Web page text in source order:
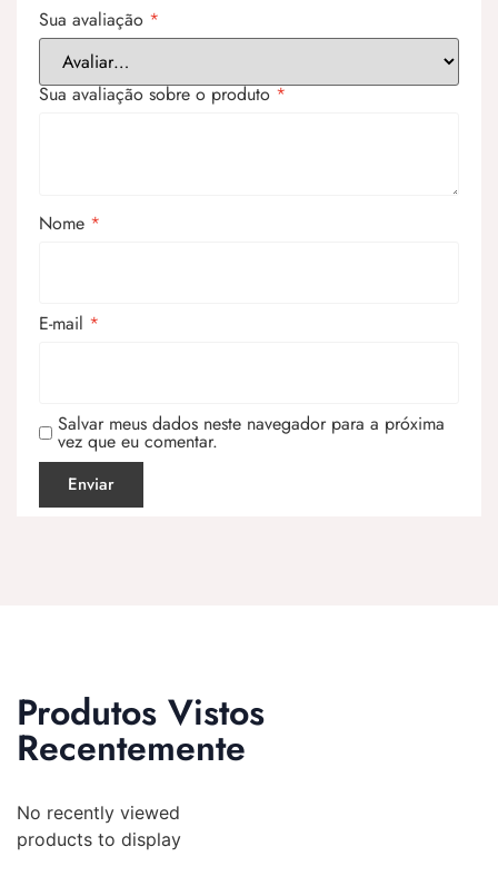
Sua avaliação *
Sua avaliação sobre o produto*
Nome *
E-mail *
Salvar meus dados neste navegador para a próxima
vez que eu comentar.
Produtos Vistos
Recentemente
No recently viewed
products to display